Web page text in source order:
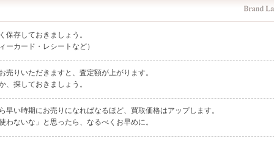
保存しておきましょう。
ーカード・レシートなど）
売りいただきますと、査定額が上がります。
、探しておきましょう。
早い時期にお売りになればなるほど、買取価格はアップします。
わないな」と思ったら、なるべくお早めに。